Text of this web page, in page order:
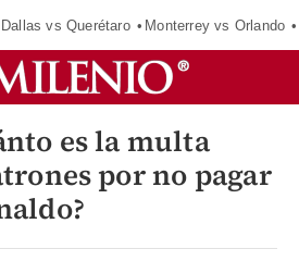
Dallas vs Querétaro Monterrey vs Orlando
es la multa
por no pagar